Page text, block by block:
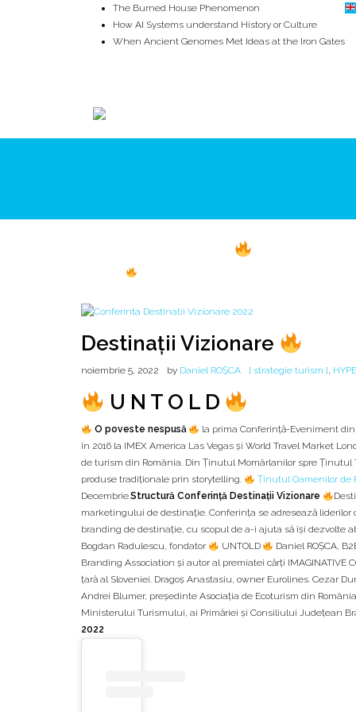
How AI Systems understand History or Culture
When Ancient Genomes Met Ideas at the Iron Gates
The Danube River „Bone Network”
Destinații Vizionare
noiembrie 5, 2022 by Daniel ROȘCA [ strategie turism ],
U N T O L D
O poveste nespusă
la prima Conferință-Eveniment
în 2016 la IMEX America Las Vegas și World Travel Market
de turism din România. Din Ținutul Momârlanilor spre
produse tradiționale prin storytelling.
Ținutul Oamenilor de
Decembrie.Structură Conferință Destinații Vizionare
marketingului de destinație. Conferința se adresează
branding de destinație, cu scopul de a-i ajuta să își dezvolte
Bogdan Radulescu, fondator
UNTOLD
Daniel ROȘCA,
Branding Association și autor al premiatei cărți
țară al Sloveniei. Dragoș Anastasiu, owner Eurolines. Cezar
Andrei Blumer, președinte Asociația de Ecoturism din
Ministerului Turismului, ai Primăriei și Consiliului Județean
2022